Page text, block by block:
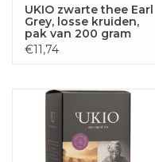
UKIO zwarte thee Earl
Grey, losse kruiden,
pak van 200 gram
€11,74